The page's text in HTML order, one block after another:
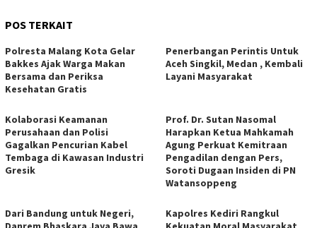
POS TERKAIT
Polresta Malang Kota Gelar
Bakkes Ajak Warga Makan
Bersama dan Periksa
Kesehatan Gratis
Penerbangan Perintis Untuk
Aceh Singkil, Medan , Kembali
Layani Masyarakat
Kolaborasi Keamanan
Perusahaan dan Polisi
Gagalkan Pencurian Kabel
Tembaga di Kawasan Industri
Gresik
Prof. Dr. Sutan Nasomal
Harapkan Ketua Mahkamah
Agung Perkuat Kemitraan
Pengadilan dengan Pers,
Soroti Dugaan Insiden di PN
Watansoppeng
Dari Bandung untuk Negeri,
Kapolres Kediri Rangkul